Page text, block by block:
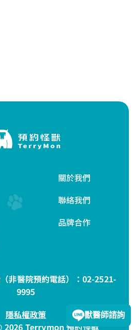
關於我們
聯絡我們
品牌合作
非醫院預約電話）： 02-2521-
9995
隱私權政策
Terrymon 預約怪獸
獸醫師諮詢